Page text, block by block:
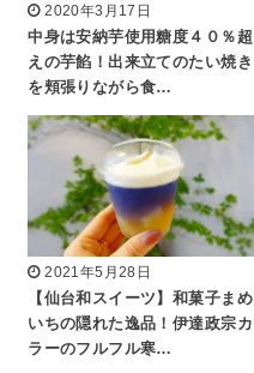
2020年3月17日
中身は安納芋使用糖度４０％超
えの芋餡！出来立てのたい焼き
を頬張りながら食…
2021年5月28日
【仙台和スイーツ】和菓子まめ
いちの隠れた逸品！伊達政宗カ
ラーのフルフル寒…